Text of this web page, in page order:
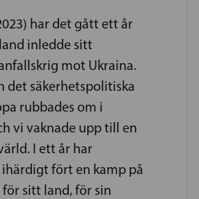
har det gått ett år
inledde sitt
mot Ukraina.
det säkerhetspolitiska
rubbades om i
vi vaknade upp till en
I ett år har
fört en kamp på
sitt land, för sin